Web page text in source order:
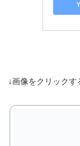
↓画像をクリックす